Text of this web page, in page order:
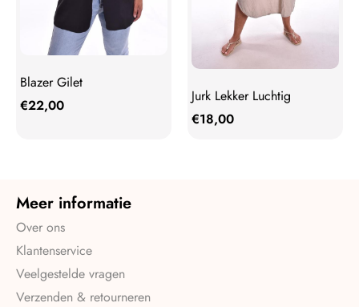
Blazer Gilet
€22,00
Jurk Lekker Luchtig
€18,00
Meer informatie
Over ons
Klantenservice
Veelgestelde vragen
Verzenden & retourneren